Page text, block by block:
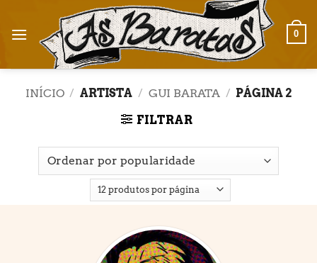
content
0
INÍCIO / ARTISTA / GUI BARATA / PÁGINA 2
FILTRAR